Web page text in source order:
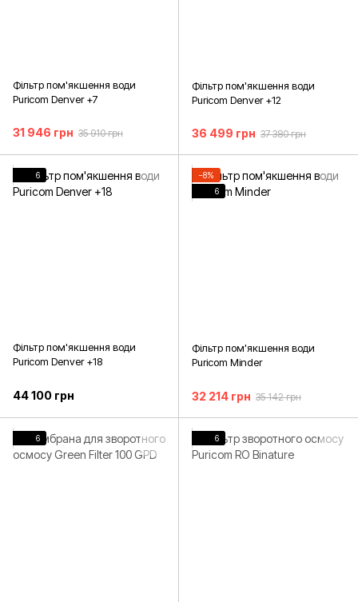
Фільтр пом'якшення води
Puricom Denver +7
31 946 грн 35 910 грн
Фільтр пом'якшення води
Puricom Denver +12
36 499 грн 37 380 грн
6
Фільтр пом'якшення води
Puricom Denver +18
44 100 грн
−8%
6
Фільтр пом'якшення води
Puricom Minder
32 214 грн 35 142 грн
6 6